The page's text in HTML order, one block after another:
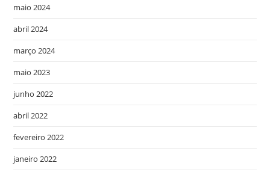
maio 2024
abril 2024
março 2024
maio 2023
junho 2022
abril 2022
fevereiro 2022
janeiro 2022